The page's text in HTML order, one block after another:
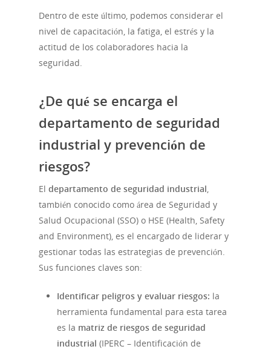
Dentro de este último, podemos considerar el
nivel de capacitación, la fatiga, el estrés y la
actitud de los colaboradores hacia la
seguridad.
¿De qué se encarga el
departamento de seguridad
industrial y prevención de
riesgos?
El departamento de seguridad industrial,
también conocido como área de Seguridad y
Salud Ocupacional (SSO) o HSE (Health, Safety
and Environment), es el encargado de liderar y
gestionar todas las estrategias de prevención.
Sus funciones claves son:
Identificar peligros y evaluar riesgos: la
herramienta fundamental para esta tarea
es la matriz de riesgos de seguridad
industrial (IPERC – Identificación de